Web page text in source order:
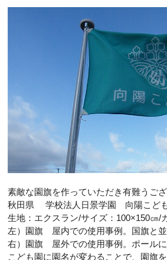
素敵な園旗を作っていただき有難うござ
秋田県 学校法人日景学園 向陽こど
生地：エクスラン/サイズ：100×150㎝/
左）園旗 屋内での使用事例。国旗と並
右）園旗 屋外での使用事例。ポールに
こども園に園名が変わることで、園旗